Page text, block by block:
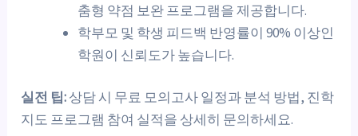
춤형 약점 보완 프로그램을 제공합니다.
학부모 및 학생 피드백 반영률이 90% 이상인
학원이 신뢰도가 높습니다.
실전 팁:상담 시 무료 모의고사 일정과 분석 방법, 진학
지도 프로그램 참여 실적을 상세히 문의하세요.